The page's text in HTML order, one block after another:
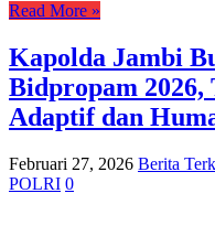
Read More »
Kapolda Jambi
Bidpropam 2026,
Adaptif dan
Februari 27, 2026 Berita
POLRI 0